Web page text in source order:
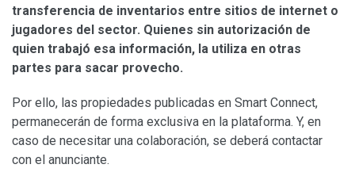
transferencia de inventarios entre sitios de internet o
jugadores del sector. Quienes sin autorización de
quien trabajó esa información, la utiliza en otras
partes para sacar provecho.
Por ello, las propiedades publicadas en Smart Connect,
permanecerán de forma exclusiva en la plataforma. Y, en
caso de necesitar una colaboración, se deberá contactar
con el anunciante.